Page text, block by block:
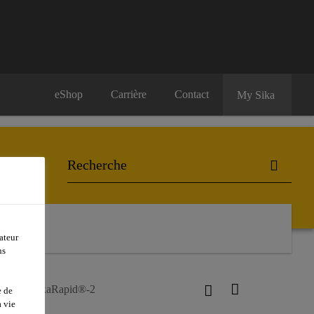
eShop Carrière Contact My Sika
SikaRapid®-2
de
vie